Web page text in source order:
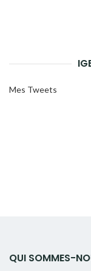
Mes Tweets
QUI SOMMES-